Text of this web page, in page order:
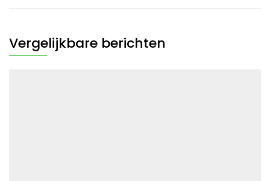
Vergelijkbare berichten